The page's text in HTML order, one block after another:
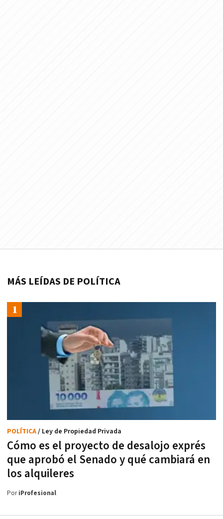
MÁS LEÍDAS DE POLÍTICA
Cómo es el proyecto de desalojo exprés
que aprobó el Senado y qué cambiará en
los alquileres
POLÍTICA/ Ley de Propiedad Privada
PoriProfesional